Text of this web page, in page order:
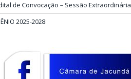
de Convocação – Sessão Extraordinária
2025-2028